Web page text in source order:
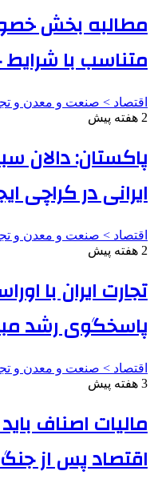
مطالبه بخش
متناسب با
اقتصاد > صنعت و معدن و
2 هفته پیش
پاکستان: دالان
ایرانی در کراچی
اقتصاد > صنعت و معدن و
2 هفته پیش
تجارت ایران با
پاسخگوی رشد
اقتصاد > صنعت و معدن و
3 هفته پیش
مالیات اصناف
اقتصاد پس از